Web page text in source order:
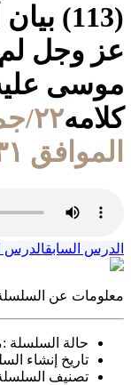
(113)
عز وجل لم
موسى
كلامه
الموافق ٣١/مارس/٢٠١٦
الدرس السابقالدرس
معلومات عن
حالة السلسلة :
تاريخ إنشاء
تصنيف